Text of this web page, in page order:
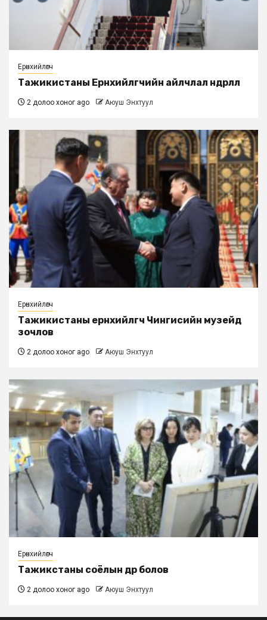
Ерөнхийлөгч
Тажикистаны Ерөнхийлөгчийн айлчлал өндөрлөлөө
2 долоо хоног ago Аюуш Энхтуул
Ерөнхийлөгч
Тажикистаны ерөнхийлөгч Чингисийн музейд
зочлов
2 долоо хоног ago Аюуш Энхтуул
Ерөнхийлөгч
Тажикстаны соёлын өдөр болов
2 долоо хоног ago Аюуш Энхтуул